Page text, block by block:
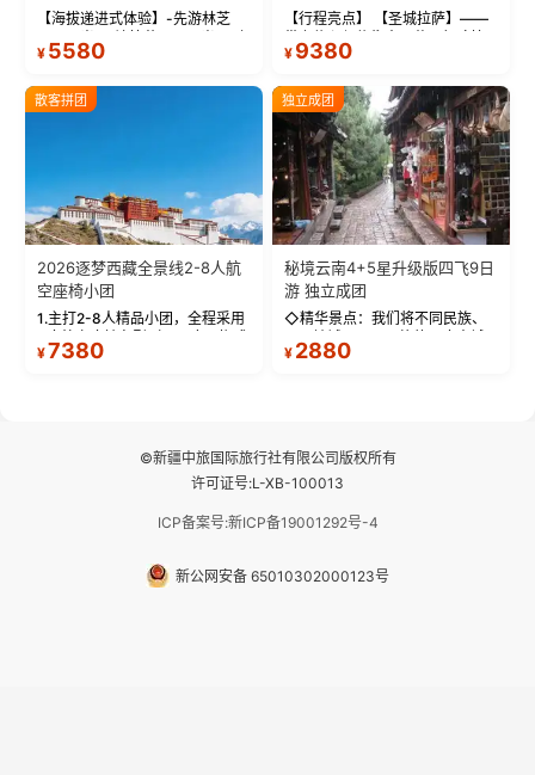
【海拔递进式体验】-先游林芝
(2900米)再访拉萨(3650米)，亲
测 99%游客零高反 。 【贴心保
反根本不是事儿 ！ 【无人机航
拍】-雪山/圣湖/...
¥ 5580
【行程亮点】 【圣城拉萨】——
带上信心与信仰去西藏，行吟拉
萨，感受这座城与生俱来的与众
城堡寺院于一体的宏伟建筑，是
西藏最完整的古代...
¥ 9380
散客拼团
2026逐梦西藏全景线2-8人航
空座椅小团
1.主打2-8人精品小团，全程采用
座舱），提供VIP级别的舒适出行
¥7380
独立成团
秘境云南4+5星升级版四飞9日
游 独立成团
◇精华景点：我们将不同民族、
—【大理古城、丽江古城、香格
¥ 2880
©新疆中旅国际旅行社有限公司版权所有
许可证号:L-XB-100013
ICP备案号:新ICP备19001292号-4
新公网安备 65010302000123号